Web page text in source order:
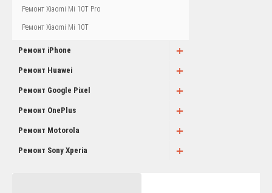
Ремонт Xiaomi Mi 10T Pro
Ремонт Xiaomi Mi 10T
Ремонт iPhone +
Ремонт Huawei +
Ремонт Google Pixel +
Ремонт OnePlus +
Ремонт Motorola +
Ремонт Sony Xperia +